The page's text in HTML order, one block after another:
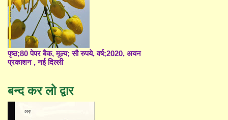
पृष्ठ;80 पेपर बैक, मूल्य; सौ रुपये, वर्ष;2020, अयन
प्रकाशन , नई दिल्ली
बन्द कर लो द्वार